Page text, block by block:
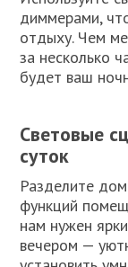
диммерами,
отдыху. Чем
за несколько
будет ваш
Световые
суток
Разделите
функций
нам нужен
вечером —